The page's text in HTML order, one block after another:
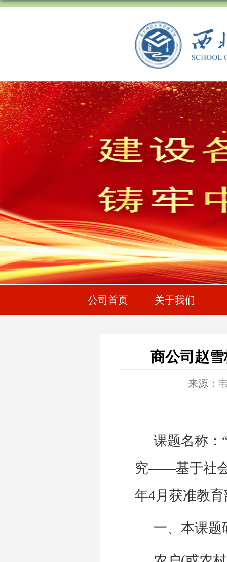
公司首页 关于我们
商公司赵
来源：
课题名称：
究——基于社
年4 月获准教
一、本课题